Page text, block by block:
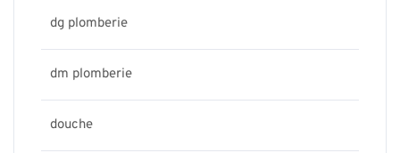
dg plomberie
dm plomberie
douche